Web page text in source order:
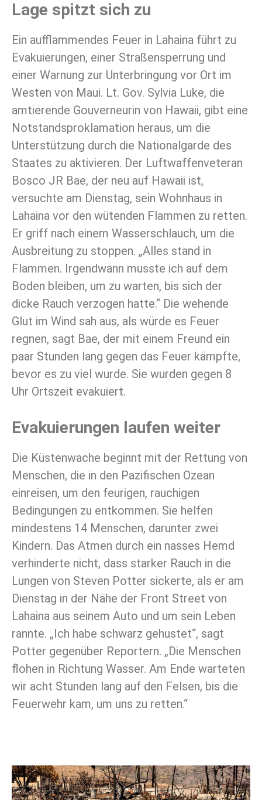
Lage spitzt sich zu
Ein aufflammendes Feuer in Lahaina führt zu
Evakuierungen, einer Straßensperrung und
einer Warnung zur Unterbringung vor Ort im
Westen von Maui. Lt. Gov. Sylvia Luke, die
amtierende Gouverneurin von Hawaii, gibt eine
Notstandsproklamation heraus, um die
Unterstützung durch die Nationalgarde des
Staates zu aktivieren. Der Luftwaffenveteran
Bosco JR Bae, der neu auf Hawaii ist,
versuchte am Dienstag, sein Wohnhaus in
Lahaina vor den wütenden Flammen zu retten.
Er griff nach einem Wasserschlauch, um die
Ausbreitung zu stoppen. „Alles stand in
Flammen. Irgendwann musste ich auf dem
Boden bleiben, um zu warten, bis sich der
dicke Rauch verzogen hatte.“ Die wehende
Glut im Wind sah aus, als würde es Feuer
regnen, sagt Bae, der mit einem Freund ein
paar Stunden lang gegen das Feuer kämpfte,
bevor es zu viel wurde. Sie wurden gegen 8
Uhr Ortszeit evakuiert.
Evakuierungen laufen weiter
Die Küstenwache beginnt mit der Rettung von
Menschen, die in den Pazifischen Ozean
einreisen, um den feurigen, rauchigen
Bedingungen zu entkommen. Sie helfen
mindestens 14 Menschen, darunter zwei
Kindern. Das Atmen durch ein nasses Hemd
verhinderte nicht, dass starker Rauch in die
Lungen von Steven Potter sickerte, als er am
Dienstag in der Nähe der Front Street von
Lahaina aus seinem Auto und um sein Leben
rannte. „Ich habe schwarz gehustet“, sagt
Potter gegenüber Reportern. „Die Menschen
flohen in Richtung Wasser. Am Ende warteten
wir acht Stunden lang auf den Felsen, bis die
Feuerwehr kam, um uns zu retten.“